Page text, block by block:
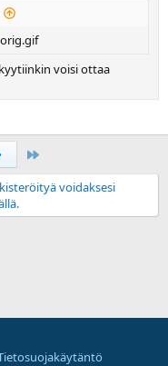
voisi ottaa
voidaksesi